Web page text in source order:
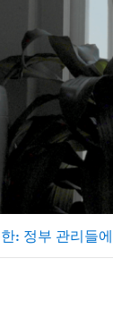
: 정부 관리들